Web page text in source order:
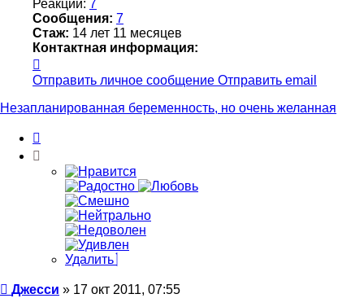
Реакции: 7
Сообщения: 7
Стаж: 14 лет 11 месяцев
Контактная информация:
информация
пользователя
Джесси
Отправить личное сообщение Отправить email
Незапланированная беременность, но очень желанная
Удалить
Сообщение
Джесси » 17 окт 2011, 07:55